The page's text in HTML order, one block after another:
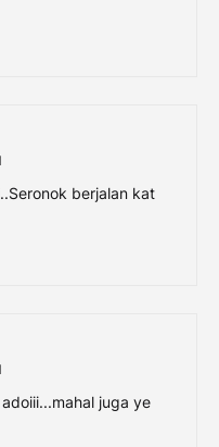
berjalan kat
juga ye